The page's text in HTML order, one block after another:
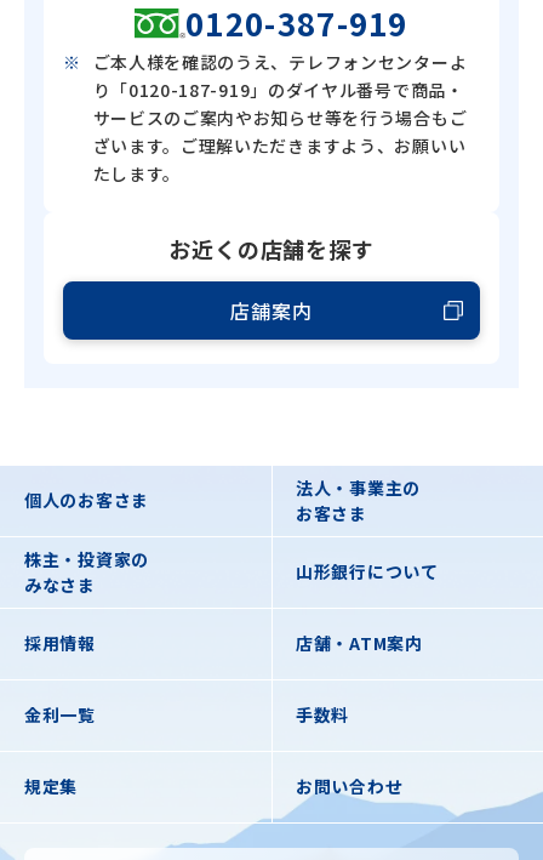
0120-387-919
ご本人様を確認のうえ、テレフォンセンターよ
り「0120-187-919」のダイヤル番号で商品・
サービスのご案内やお知らせ等を行う場合もご
ざいます。ご理解いただきますよう、お願いい
たします。
お近くの店舗を探す
店舗案内
個人のお客さま
法人・事業主の
お客さま
株主・投資家の
みなさま
山形銀行について
採用情報 店舗・ATM案内
金利一覧 手数料
規定集 お問い合わせ